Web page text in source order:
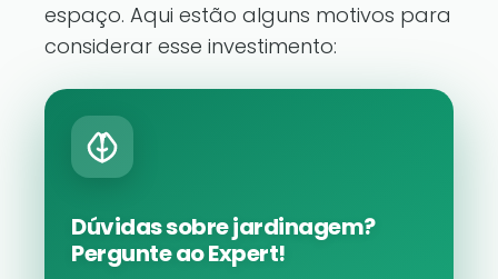
espaço. Aqui estão alguns motivos para
considerar esse investimento:
Dúvidas sobre jardinagem?
Pergunte ao Expert!